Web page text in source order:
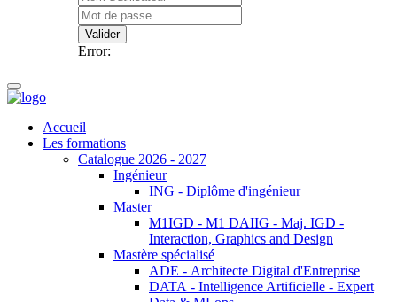
Valider
Error:
Accueil
Les formations
Catalogue 2026 - 2027
Ingénieur
ING - Diplôme d'ingénieur
Master
M1IGD - M1 DAIIG - Maj. IGD -
Interaction, Graphics and Design
Mastère spécialisé
ADE - Architecte Digital d'Entreprise
DATA - Intelligence Artificielle - Expert